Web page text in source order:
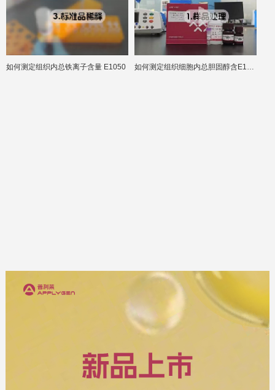
如何测定组织内总铁离子含量 E1050 如何测定组织细胞内总胆固醇含E1015